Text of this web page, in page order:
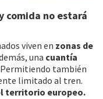
comida no estará
viven en zonas de
una cuantía
también
limitado al tren.
territorio europeo.